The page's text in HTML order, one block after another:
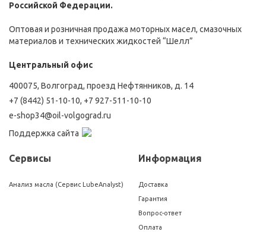
Российской Федерации.
Оптовая и розничная продажа моторных масел, смазочных
материалов и технических жидкостей “Шелл”
Центральный офис
400075, Волгоград, проезд Нефтянников, д. 14
+7 (8442) 51-10-10, +7 927-511-10-10
e-shop34@oil-volgograd.ru
Поддержка сайта
Сервисы
Анализ масла (Сервис LubeAnalyst)
Информация
Доставка
Гарантия
Вопрос-ответ
Оплата